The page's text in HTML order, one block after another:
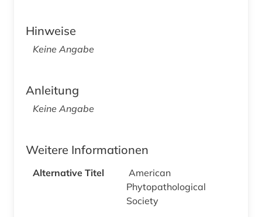
Hinweise
Keine Angabe
Anleitung
Keine Angabe
Weitere Informationen
Alternative Titel
American
Phytopathological
Society